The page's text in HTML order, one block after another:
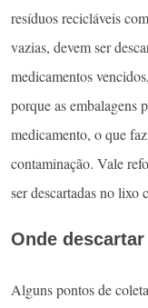
resíduos recicláveis
vazias, devem ser
medicamentos
porque as embalagens
medicamento, o que
contaminação. Vale
ser descartadas no lixo
Onde
Alguns pontos de